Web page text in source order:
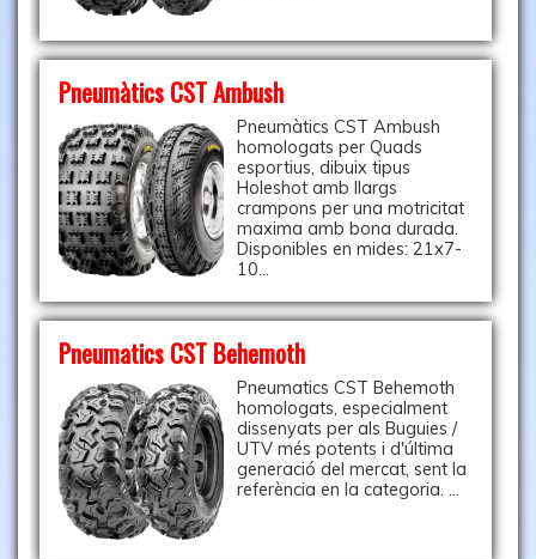
Pneumàtics CST Ambush
Pneumàtics CST Ambush
homologats per Quads
esportius, dibuix tipus
Holeshot amb llargs
crampons per una motricitat
maxima amb bona durada.
Disponibles en mides: 21x7-
10...
Pneumatics CST Behemoth
Pneumatics CST Behemoth
homologats, especialment
dissenyats per als Buguies /
UTV més potents i d'última
generació del mercat, sent la
referència en la categoria. ...